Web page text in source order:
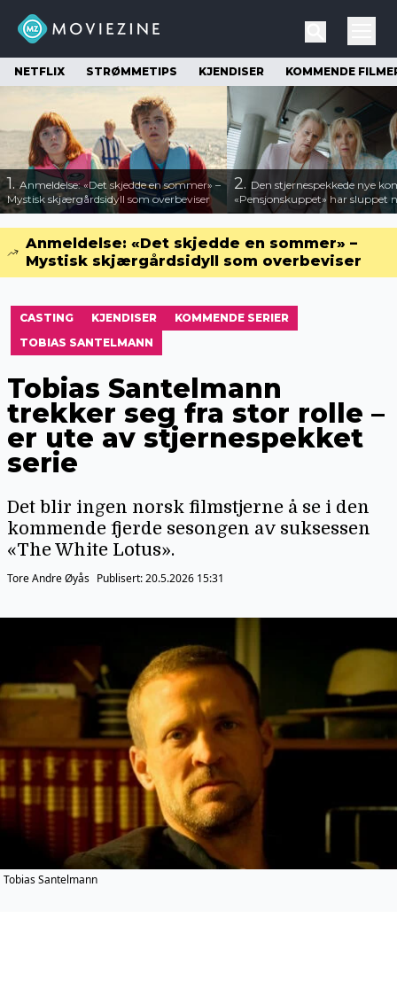
NETFLIX STRØMMETIPS KJENDISER KOMMENDE
1.Anmeldelse: «Det skjedde en sommer» –
Mystisk skjærgårdsidyll som overbeviser
2. Den stjernespekkede nye
«Pensjonskuppet» har sluppet
Anmeldelse: «Det skjedde en sommer» –
Mystisk skjærgårdsidyll som overbeviser
CASTING KJENDISER
KOMMENDE SERIER
TOBIAS SANTELMANN
Tobias Santelmann
trekker seg fra stor rolle –
er ute av stjernespekket
serie
Det blir ingen norsk filmstjerne å se i den
kommende fjerde sesongen av suksessen
«The White Lotus».
Tore Andre Øyås Publisert:20.5.2026 15:31
Tobias Santelmann